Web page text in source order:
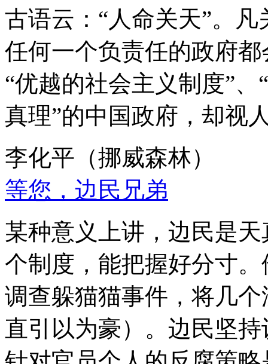
古语云：“人命关天”。
任何一个负责任的政府
“优越的社会主义制度”
真理”的中国政府，却视
李化平（挪威森林）
等您，边民兄弟
某种意义上讲，边民是
个制度，能把握好分寸
调查躲猫猫事件，将几
直引以为豪）。边民坚